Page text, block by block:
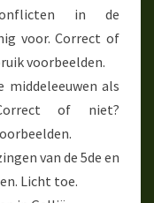
in de
voor. Correct of
voorbeelden.
middeleeuwen als
of niet?
van de 5de en
Licht toe.